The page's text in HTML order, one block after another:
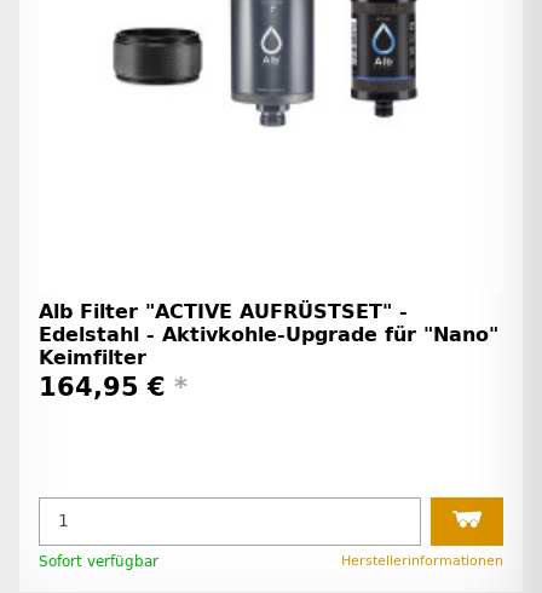
Alb Filter "ACTIVE AUFRÜSTSET" -
Edelstahl - Aktivkohle-Upgrade für "Nano"
Keimfilter
164,95 € *
Sofort verfügbar Herstellerinformationen